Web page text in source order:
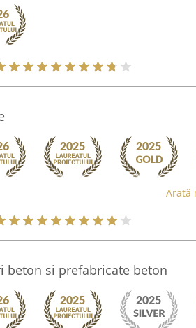
Arată
beton si prefabricate beton